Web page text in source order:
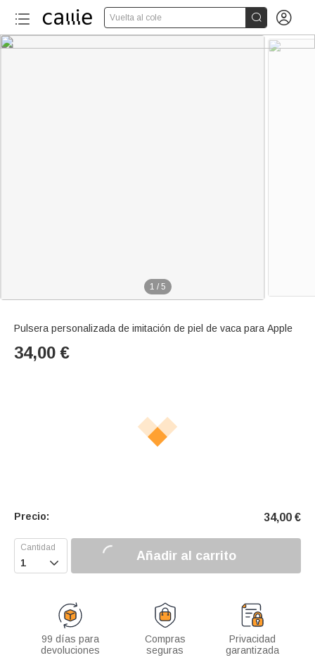
Vuelta al cole  
1 / 5
Pulsera personalizada de imitación de piel de vaca para Apple
34,00 €
Precio: 34,00 €
 Añadir al carrito
99 días para
devoluciones
Compras
seguras
Privacidad
garantizada